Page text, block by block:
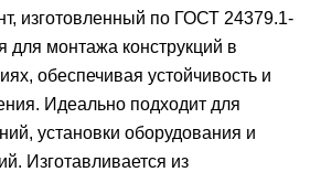
изготовленный по ГОСТ 24379.1-
для монтажа конструкций в
обеспечивая устойчивость и
Идеально подходит для
установки оборудования и
Изготавливается из